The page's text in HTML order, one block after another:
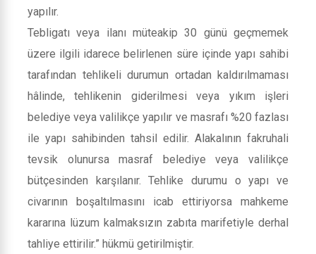
yapılır.
Tebligatı veya ilanı müteakip 30 günü geçmemek
üzere ilgili idarece belirlenen süre içinde yapı sahibi
tarafından tehlikeli durumun ortadan kaldırılmaması
hâlinde, tehlikenin giderilmesi veya yıkım işleri
belediye veya valilikçe yapılır ve masrafı %20 fazlası
ile yapı sahibinden tahsil edilir. Alakalının fakruhali
tevsik olunursa masraf belediye veya valilikçe
bütçesinden karşılanır. Tehlike durumu o yapı ve
civarının boşaltılmasını icab ettiriyorsa mahkeme
kararına lüzum kalmaksızın zabıta marifetiyle derhal
tahliye ettirilir.” hükmü getirilmiştir.